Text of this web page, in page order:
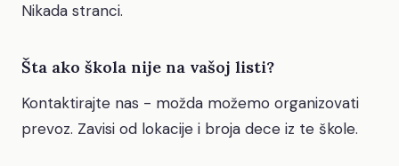
Nikada stranci.
Šta ako škola nije na vašoj listi?
Kontaktirajte nas - možda možemo organizovati
prevoz. Zavisi od lokacije i broja dece iz te škole.